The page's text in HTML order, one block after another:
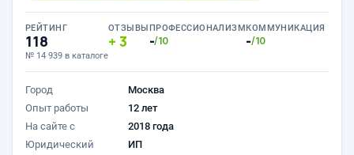
РЕЙТИНГ
118
№ 14 939 в каталоге
ОТЗЫВЫ
3
ПРОФЕССИОНАЛИЗМ
-/10
КОММУНИКАЦИЯ
-/10
Город
Москва
Опыт работы
12 лет
На сайте с
2018 года
Юридический
ИП